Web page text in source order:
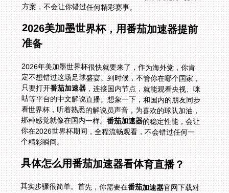
方案，不会让你错过任何精彩赛事。
2026美加墨世界杯，用番茄加速器提前
准备
2026年美加墨世界杯很快就要来了，作为海外党，你肯
定不想错过这场足球盛宴。到时候，不管你在哪个国家，
只要打开番茄加速器，连接国内节点，就能观看央视、咪
咕等平台的中文解说直播。想象一下，和国内的朋友同步
看世界杯，听着熟悉的解说员声音，为喜欢的球队加油，
那种感觉就像在国内一样。番茄加速器的稳定性能，会让
你在2026世界杯期间，全程流畅观看，不会错过任何一
个精彩瞬间。
具体怎么用番茄加速器看体育直播？
其实步骤很简单。首先，你需要在番茄加速器官网下载对
应设备的客户端——不管是手机还是电脑，都能找到合适
的版本。然后注册账号，选择一个回国加速节点，点击连
接。连接成功后，打开你想观看的平台，比如央视频、抖
音、腾讯体育等，就能正常访问直播内容了。比如在日本
看央视频世界杯，连接后打开央视频，直接搜索世界杯直
播，就能流畅观看；在韩国看抖音世界杯，连接后刷抖